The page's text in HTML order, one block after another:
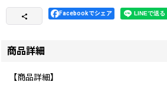
Facebookでシェア
商品詳細
【商品詳細】